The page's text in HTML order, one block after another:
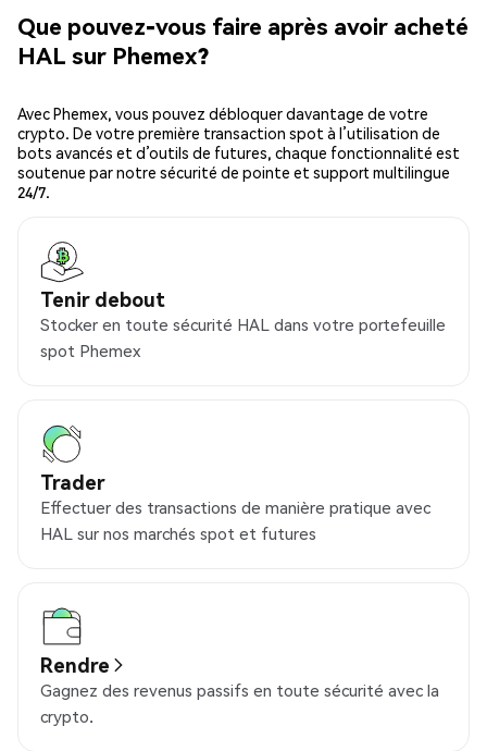
Que pouvez-vous faire après avoir acheté
HAL sur Phemex?
Avec Phemex, vous pouvez débloquer davantage de votre
crypto. De votre première transaction spot à l’utilisation de
bots avancés et d’outils de futures, chaque fonctionnalité est
soutenue par notre sécurité de pointe et support multilingue
24/7.
Tenir debout
Stocker en toute sécurité HAL dans votre portefeuille
spot Phemex
Trader
Effectuer des transactions de manière pratique avec
HAL sur nos marchés spot et futures
Rendre
Gagnez des revenus passifs en toute sécurité avec la
crypto.